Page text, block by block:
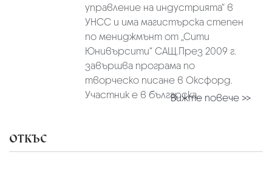
управление на индустрията“ в
УНСС и има магистърска степен
по мениджмънт от „Сити
Юнивърсити“ САЩ.През 2009 г.
завършва програма по
творческо писане в Оксфорд.
Участник е в българска...Вижте повече >>
ОТКЪС